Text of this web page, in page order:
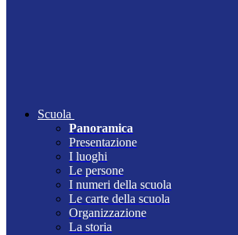
Scuola
Panoramica
Presentazione
I luoghi
Le persone
I numeri della scuola
Le carte della scuola
Organizzazione
La storia